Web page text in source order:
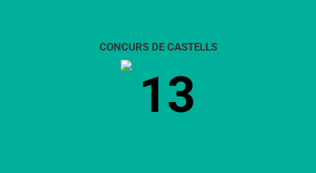
CONCURS DE CASTELLS
13